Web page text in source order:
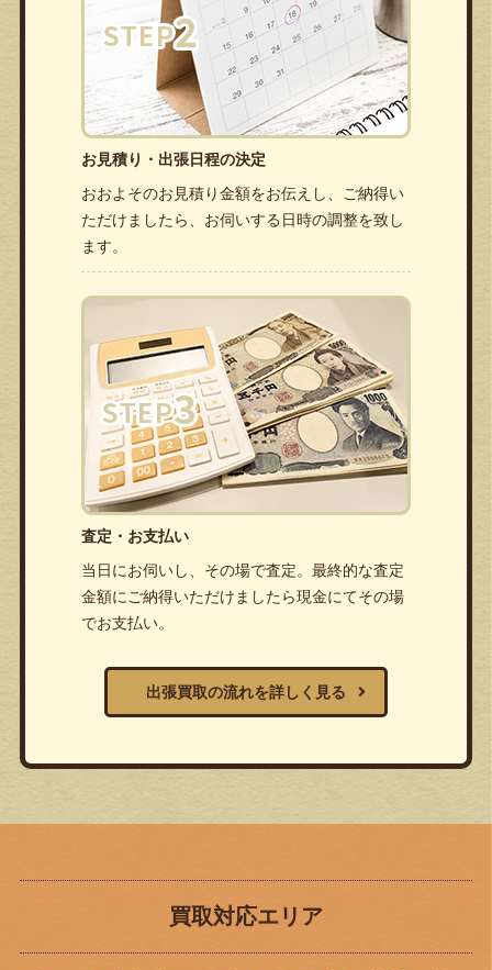
お見積り・出張日程の決定
おおよそのお見積り金額をお伝えし、ご納得い
ただけましたら、お伺いする日時の調整を致し
ます。
査定・お支払い
当日にお伺いし、その場で査定。最終的な査定
金額にご納得いただけましたら現金にてその場
でお支払い。
出張買取の流れを詳しく見る
買取対応エリア